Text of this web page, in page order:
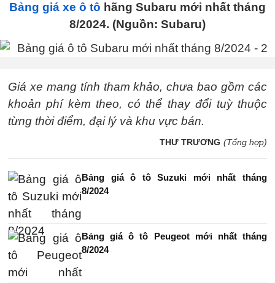
Bảng giá xe ô tô hãng Subaru mới nhất tháng
8/2024. (Nguồn: Subaru)
Giá xe mang tính tham khảo, chưa bao gồm các
khoản phí kèm theo, có thể thay đổi tuỳ thuộc
từng thời điểm, đại lý và khu vực bán.
THƯ TRƯƠNG (Tổng hợp)
Bảng giá ô tô Suzuki mới nhất tháng
8/2024
Bảng giá ô tô Peugeot mới nhất tháng
8/2024